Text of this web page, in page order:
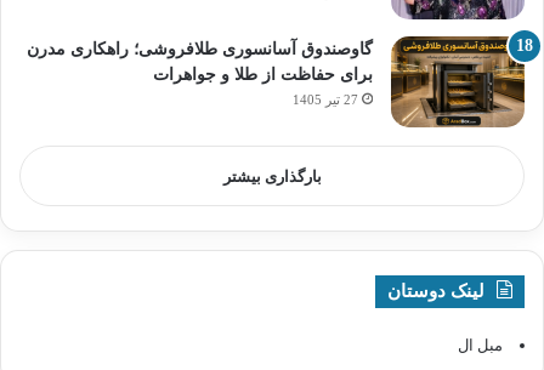
گاوصندوق آسانسوری طلافروشی؛ راهکاری مدرن
برای حفاظت از طلا و جواهرات
27 تیر 1405
بارگذاری بیشتر
لینک دوستان
مبل ال